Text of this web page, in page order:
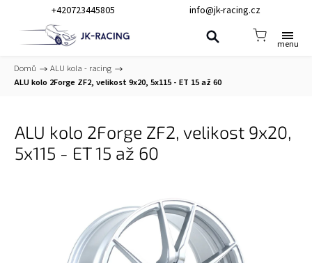
+420723445805 info@jk-racing.cz
Domů / ALU kola - racing /
ALU kolo 2Forge ZF2, velikost 9x20, 5x115 - ET 15 až 60
ALU kolo 2Forge ZF2, velikost 9x20,
5x115 - ET 15 až 60